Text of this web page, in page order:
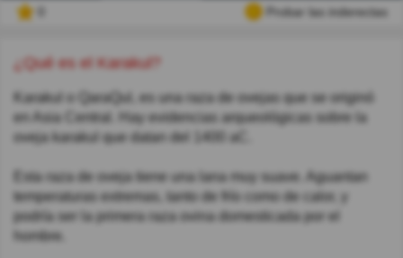
Probar las inderectas
¿Qué es el Karakul?
Karakul o QaraQul, es una raza de ovejas que se originó
en Asia Central. Hay evidencias arqueológicas sobre la
oveja karakul que datan del 1400 aC.
Esta raza de oveja tiene una lana muy suave. Aguantan
temperaturas extremas, tanto de frío como de calor, y
podría ser la primera raza ovina domesticada por el
hombre.